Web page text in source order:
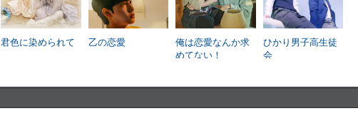
君色に染められて 乙の恋愛
俺は恋愛なんか求
めてない！
ひかり男子高生徒
会